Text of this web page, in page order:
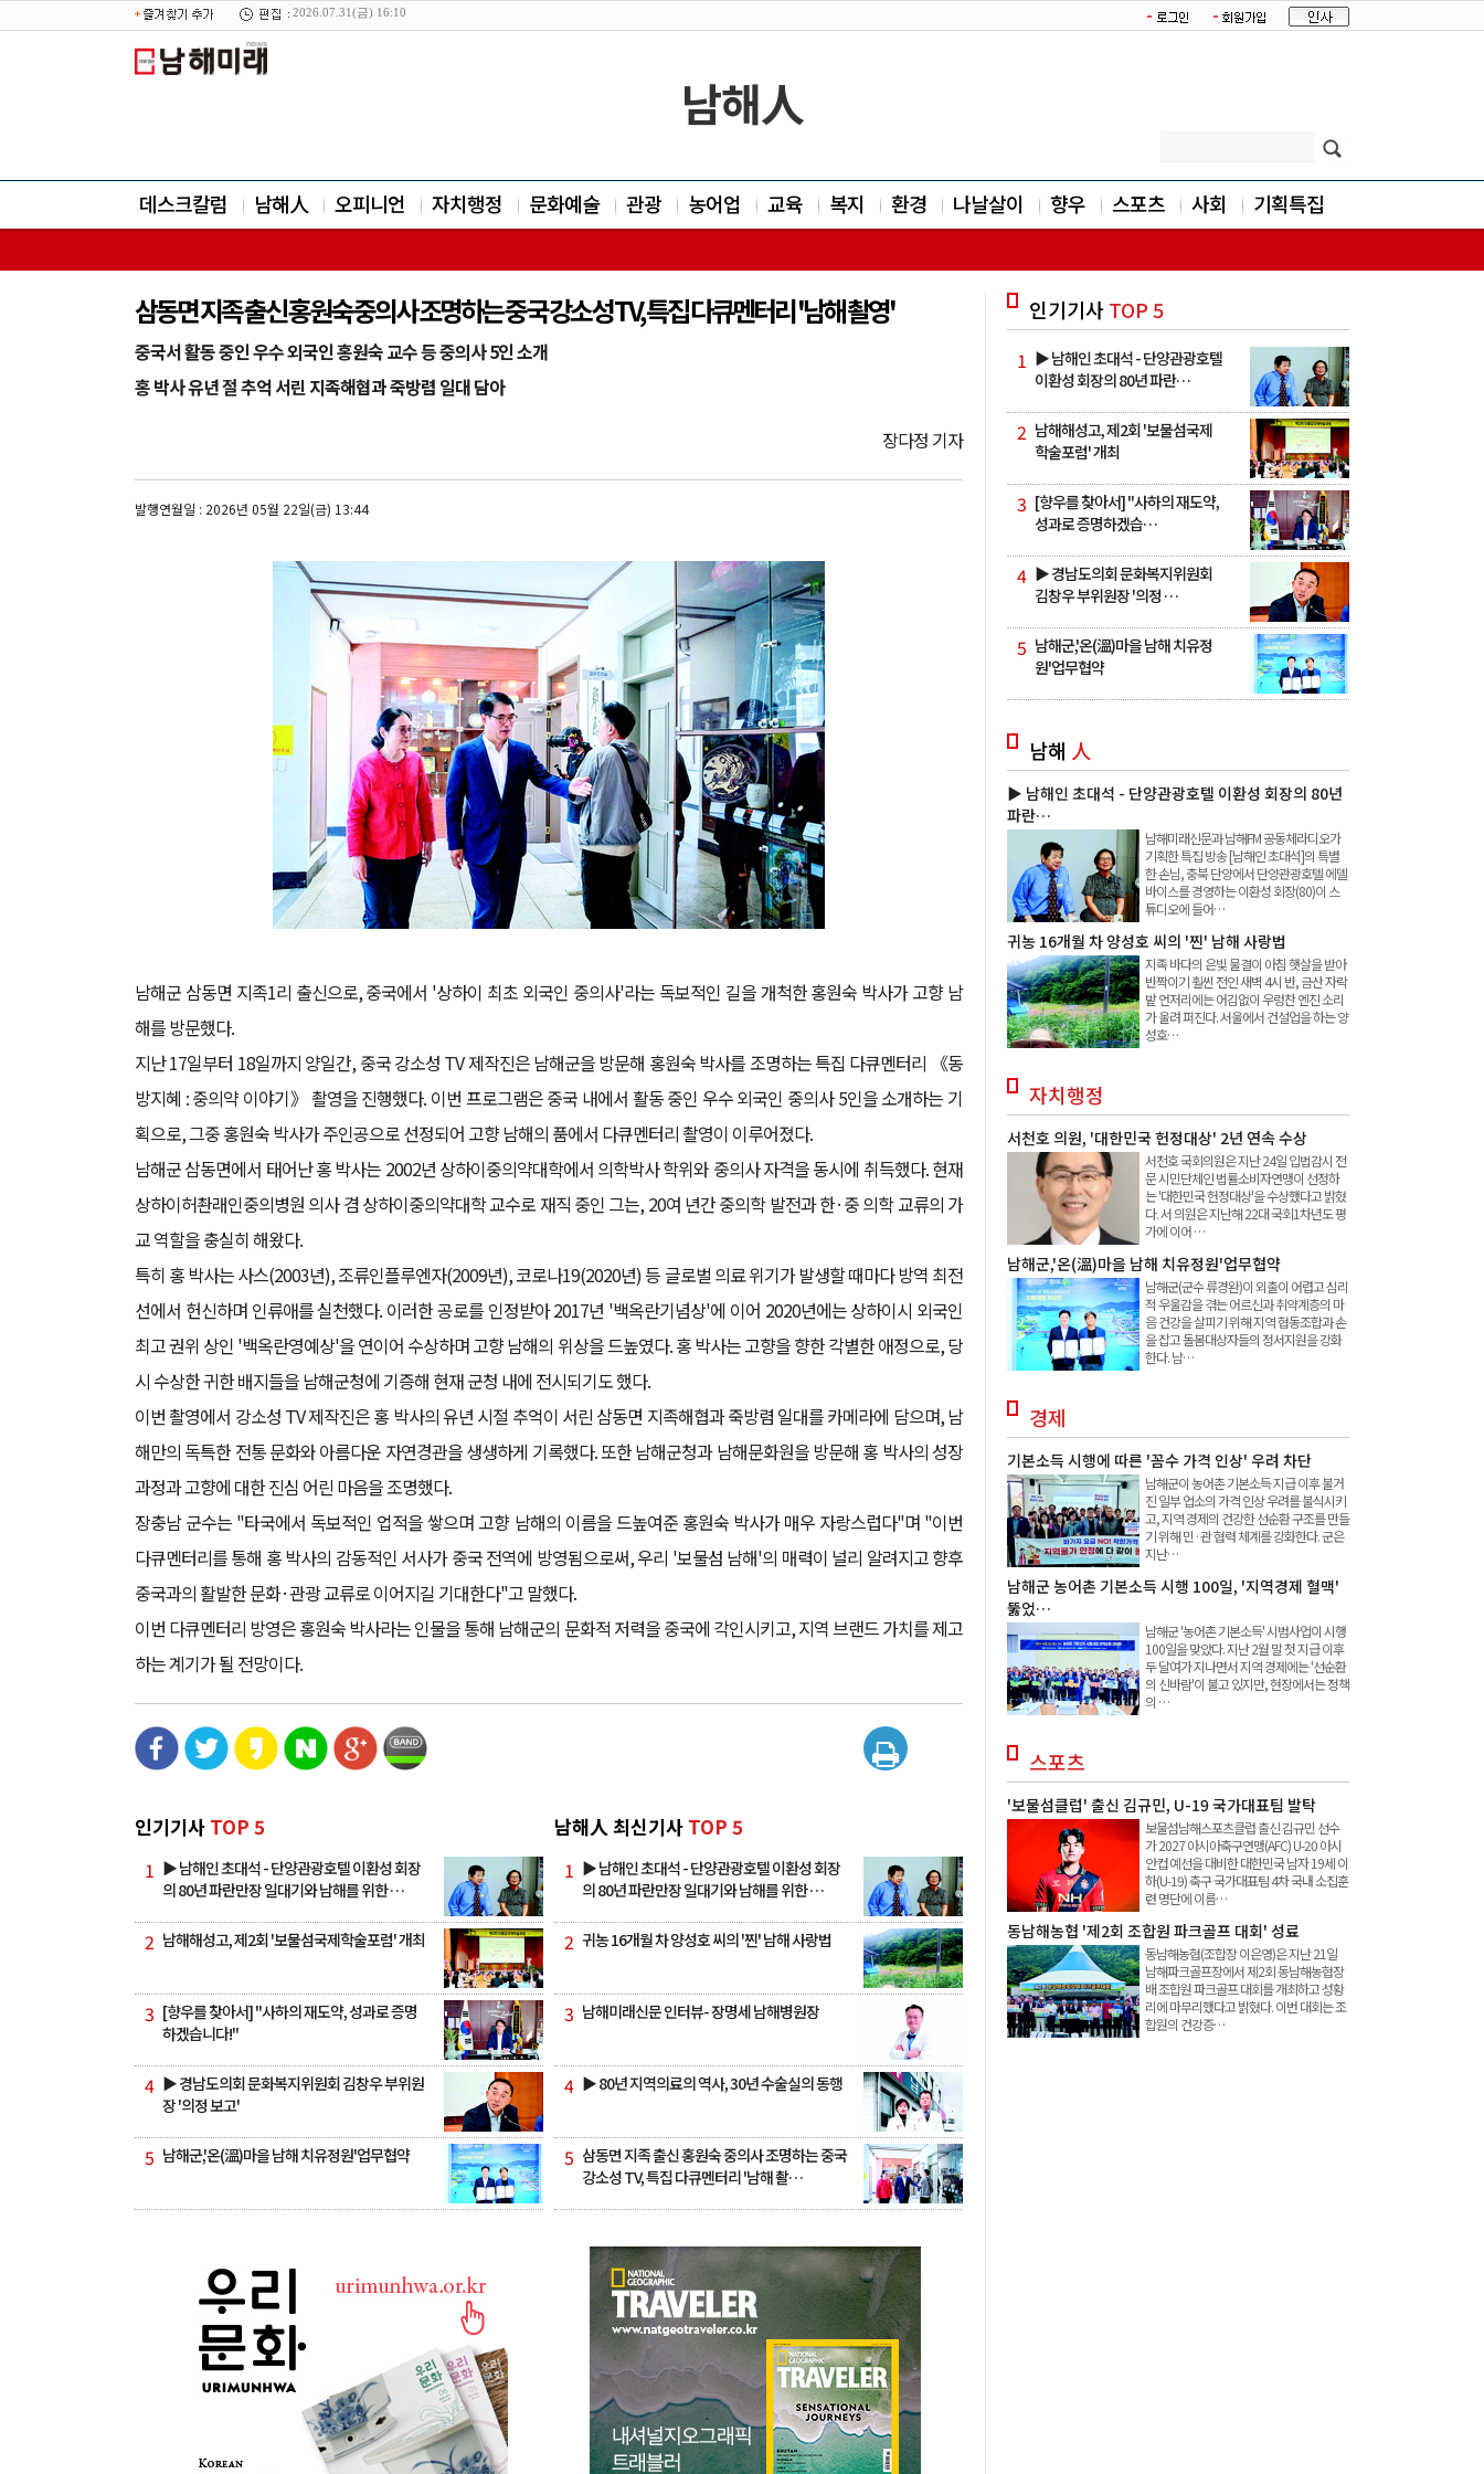
2026.07.31(금) 16:10
남해人
데스크칼럼 남해人 오피니언 자치행정 문화예술 관광 농어업 교육 복지 환경 나날살이 향우 스포츠 사회 기획특집
삼동면 지족 출신 홍원숙 중의사 조명하는 중국 강소성 TV, 특집 다큐멘터리 '남해 촬영'
중국서 활동 중인 우수 외국인 홍원숙 교수 등 중의사 5인 소개
홍 박사 유년 절 추억 서린 지족해협과 죽방렴 일대 담아
장다정 기자
발행연월일 : 2026년 05월 22일(금) 13:44
남해군 삼동면 지족1리 출신으로, 중국에서 '상하이 최초 외국인 중의사'라는 독보적인 길을 개척한 홍원숙 박사가 고향 남
해를 방문했다.
지난 17일부터 18일까지 양일간, 중국 강소성 TV 제작진은 남해군을 방문해 홍원숙 박사를 조명하는 특집 다큐멘터리 《동
방지혜 : 중의약 이야기》 촬영을 진행했다. 이번 프로그램은 중국 내에서 활동 중인 우수 외국인 중의사 5인을 소개하는 기
획으로, 그중 홍원숙 박사가 주인공으로 선정되어 고향 남해의 품에서 다큐멘터리 촬영이 이루어졌다.
남해군 삼동면에서 태어난 홍 박사는 2002년 상하이중의약대학에서 의학박사 학위와 중의사 자격을 동시에 취득했다. 현재
상하이허촨래인중의병원 의사 겸 상하이중의약대학 교수로 재직 중인 그는, 20여 년간 중의학 발전과 한·중 의학 교류의 가
교 역할을 충실히 해왔다.
특히 홍 박사는 사스(2003년), 조류인플루엔자(2009년), 코로나19(2020년) 등 글로벌 의료 위기가 발생할 때마다 방역 최전
선에서 헌신하며 인류애를 실천했다. 이러한 공로를 인정받아 2017년 '백옥란기념상'에 이어 2020년에는 상하이시 외국인
최고 권위 상인 '백옥란영예상'을 연이어 수상하며 고향 남해의 위상을 드높였다. 홍 박사는 고향을 향한 각별한 애정으로, 당
시 수상한 귀한 배지들을 남해군청에 기증해 현재 군청 내에 전시되기도 했다.
이번 촬영에서 강소성 TV 제작진은 홍 박사의 유년 시절 추억이 서린 삼동면 지족해협과 죽방렴 일대를 카메라에 담으며, 남
해만의 독특한 전통 문화와 아름다운 자연경관을 생생하게 기록했다. 또한 남해군청과 남해문화원을 방문해 홍 박사의 성장
과정과 고향에 대한 진심 어린 마음을 조명했다.
장충남 군수는 "타국에서 독보적인 업적을 쌓으며 고향 남해의 이름을 드높여준 홍원숙 박사가 매우 자랑스럽다"며 "이번
다큐멘터리를 통해 홍 박사의 감동적인 서사가 중국 전역에 방영됨으로써, 우리 '보물섬 남해'의 매력이 널리 알려지고 향후
중국과의 활발한 문화·관광 교류로 이어지길 기대한다"고 말했다.
이번 다큐멘터리 방영은 홍원숙 박사라는 인물을 통해 남해군의 문화적 저력을 중국에 각인시키고, 지역 브랜드 가치를 제고
하는 계기가 될 전망이다.
인기기사 TOP 5
1 ▶ 남해인 초대석 - 단양관광호텔 이환성 회장
의 80년 파란만장 일대기와 남해를 위한 …
2 남해해성고, 제2회 '보물섬국제학술포럼' 개최
3 [향우를 찾아서] "사하의 재도약, 성과로 증명
하겠습니다!"
4 ▶ 경남도의회 문화복지위원회 김창우 부위원
장 '의정 보고'
5 남해군,'온(溫)마을 남해 치유정원'업무협약
남해人 최신기사 TOP 5
1 ▶ 남해인 초대석 - 단양관광호텔 이환성 회장
의 80년 파란만장 일대기와 남해를 위한 …
2 귀농 16개월 차 양성호 씨의 '찐' 남해 사랑법
3 남해미래신문 인터뷰- 장명세 남해병원장
4 ▶ 80년 지역의료의 역사, 30년 수술실의 동행
5 삼동면 지족 출신 홍원숙 중의사 조명하는 중국
강소성 TV, 특집 다큐멘터리 '남해 촬…
인기기사TOP 5
1 ▶ 남해인 초대석 - 단양관광호텔
이환성 회장의 80년 파란…
2 남해해성고, 제2회 '보물섬국제
학술포럼' 개최
3 [향우를 찾아서] "사하의 재도약,
성과로 증명하겠습…
4 ▶ 경남도의회 문화복지위원회
김창우 부위원장 '의정 …
5 남해군,'온(溫)마을 남해 치유정
원'업무협약
남해 人
▶ 남해인 초대석 - 단양관광호텔 이환성 회장의 80년
파란…
남해미래신문과 남해FM 공동체라디오가
기획한 특집 방송 [남해인 초대석]의 특별
한 손님, 충북 단양에서 단양관광호텔 에델
바이스를 경영하는 이환성 회장(80)이 스
튜디오에 들어…
귀농 16개월 차 양성호 씨의 '찐' 남해 사랑법
지족 바다의 은빛 물결이 아침 햇살을 받아
반짝이기 훨씬 전인 새벽 4시 반, 금산 자락
밭 언저리에는 어김없이 우렁찬 엔진 소리
가 울려 퍼진다. 서울에서 건설업을 하는 양
성호…
자치행정
서천호 의원, '대한민국 헌정대상' 2년 연속 수상
서천호 국회의원은 지난 24일 입법감시 전
문 시민단체인 법률소비자연맹이 선정하
는 '대한민국 헌정대상'을 수상했다고 밝혔
다. 서 의원은 지난해 22대 국회1차년도 평
가에 이어 …
남해군,'온(溫)마을 남해 치유정원'업무협약
남해군(군수 류경완)이 외출이 어렵고 심리
적 우울감을 겪는 어르신과 취약계층의 마
음 건강을 살피기 위해 지역 협동조합과 손
을 잡고 돌봄대상자들의 정서지원을 강화
한다. 남…
경제
기본소득 시행에 따른 '꼼수 가격 인상' 우려 차단
남해군이 농어촌 기본소득 지급 이후 불거
진 일부 업소의 가격 인상 우려를 불식시키
고, 지역 경제의 건강한 선순환 구조를 만들
기 위해 민·관 협력 체계를 강화한다. 군은
지난…
남해군 농어촌 기본소득 시행 100일, '지역경제 혈맥'
뚫었…
남해군 '농어촌 기본소득' 시범사업이 시행
100일을 맞았다. 지난 2월 말 첫 지급 이후
두 달여가 지나면서 지역 경제에는 '선순환
의 신바람'이 불고 있지만, 현장에서는 정책
의 …
스포츠
'보물섬클럽' 출신 김규민, U-19 국가대표팀 발탁
보물섬남해스포츠클럽 출신 김규민 선수
가 2027 아시아축구연맹(AFC) U-20 아시
안컵 예선을 대비한 대한민국 남자 19세 이
하(U-19) 축구 국가대표팀 4차 국내 소집훈
련 명단에 이름…
동남해농협 '제2회 조합원 파크골프 대회' 성료
동남해농협(조합장 이은영)은 지난 21일
남해파크골프장에서 제2회 동남해농협장
배 조합원 파크골프 대회를 개최하고 성황
리에 마무리했다고 밝혔다. 이번 대회는 조
합원의 건강증…